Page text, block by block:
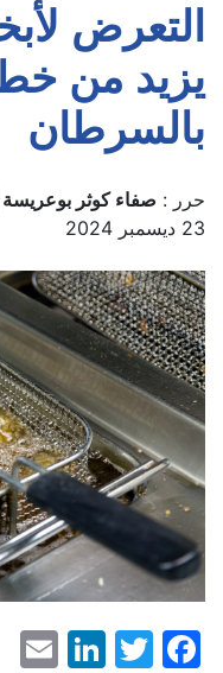
التعرض
يزيد من
بالسرطان
حرر : صفاء كوثر بوعريسة
23 ديسمبر 2024
Facebook
Twitter